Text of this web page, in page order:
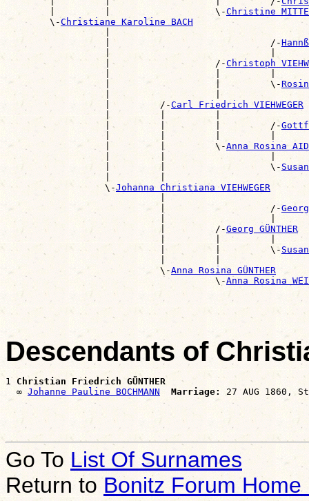
        |         |                   \-
Christine
        \-
Christiane Karoline BACH
|
                  |                             /-
|                             |
                  |                   /-
Christoph
                  |                   |         \-
|                   |
                  |         /-
Carl Friedrich VIEHWEGER
|         |         |
                  |         |         |         /-
                  |         |         \-
Anna Rosina
|         |                   |
                  |         |                   \-
|         |
                  \-
Johanna Christiana VIEHWEGER
                            |                   /-
Georg
|                   |
                            |         /-
Georg GÜNTHER
|         |         |
                            |         |         \-
                            \-
Anna Rosina GÜNTHER
                                      \-
Anna Rosina
Descendants of
1 Christian Friedrich GÜNTHER
  ∞
Johanne Pauline BOCHMANN Marriage:
Go To List Of Surnames
Return toBonitz Forum Home